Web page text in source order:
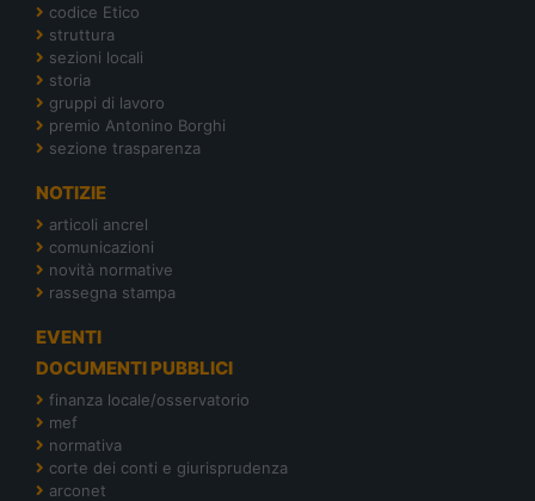
codice Etico
struttura
sezioni locali
storia
gruppi di lavoro
premio Antonino Borghi
sezione trasparenza
NOTIZIE
articoli ancrel
comunicazioni
novità normative
rassegna stampa
EVENTI
DOCUMENTI PUBBLICI
finanza locale/osservatorio
mef
normativa
corte dei conti e giurisprudenza
arconet